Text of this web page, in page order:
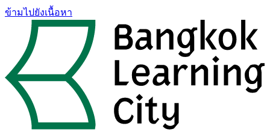
ข้ามไปยังเนื้อหา